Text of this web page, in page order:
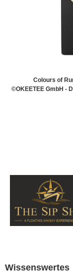
Colours of
©OKEETEE GmbH -
Wissenswertes